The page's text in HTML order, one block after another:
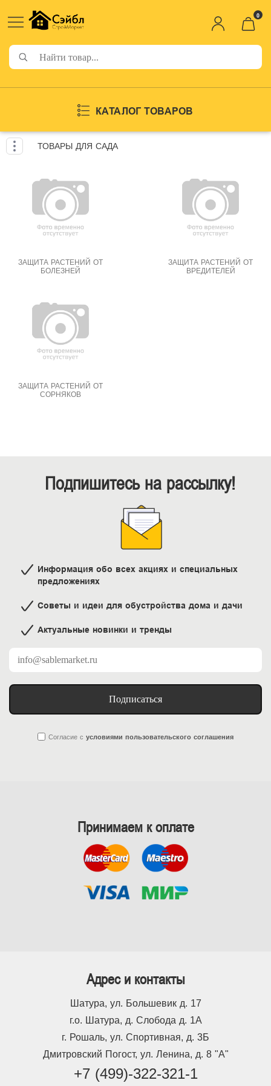
0
КАТАЛОГ ТОВАРОВ
ТОВАРЫ ДЛЯ САДА
ЗАЩИТА РАСТЕНИЙ ОТ
БОЛЕЗНЕЙ
ЗАЩИТА РАСТЕНИЙ ОТ
ВРЕДИТЕЛЕЙ
ЗАЩИТА РАСТЕНИЙ ОТ
СОРНЯКОВ
Подпишитесь на рассылку!
Информация обо всех акциях и специальных
предложениях
Советы и идеи для обустройства дома и дачи
Актуальные новинки и тренды
Подписаться
Согласие с условиями пользовательского соглашения
Принимаем к оплате
Адрес и контакты
Шатура, ул. Большевик д. 17
г.о. Шатура, д. Слобода д. 1А
г. Рошаль, ул. Спортивная, д. 3Б
Дмитровский Погост, ул. Ленина, д. 8 "А"
+7 (499)-322-321-1